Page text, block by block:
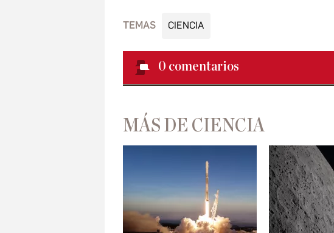
TEMAS CIENCIA
0 comentarios
MÁS DE CIENCIA